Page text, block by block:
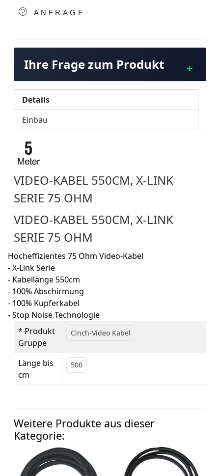
ANFRAGE
Ihre Frage zum Produkt
Details
Einbau
VIDEO-KABEL 550CM, X-LINK
SERIE 75 OHM
VIDEO-KABEL 550CM, X-LINK
SERIE 75 OHM
Hocheffizientes 75 Ohm Video-Kabel
- X-Link Serie
- Kabellänge 550cm
- 100% Abschirmung
- 100% Kupferkabel
- Stop Noise Technologie
* Produkt
Gruppe
Cinch-Video Kabel
Länge bis
cm
500
Weitere Produkte aus dieser
Kategorie: